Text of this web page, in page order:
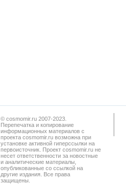
© cosmomir.ru 2007-2023.
Перепечатка и копирование
информационных материалов с
проекта cosmomir.ru возможна при
установке активной гиперссылки на
первоисточник. Проект cosmomir.ru не
несет ответственности за новостные
и аналитические материалы,
опубликованные со ссылкой на
другие издания. Все права
защищены.